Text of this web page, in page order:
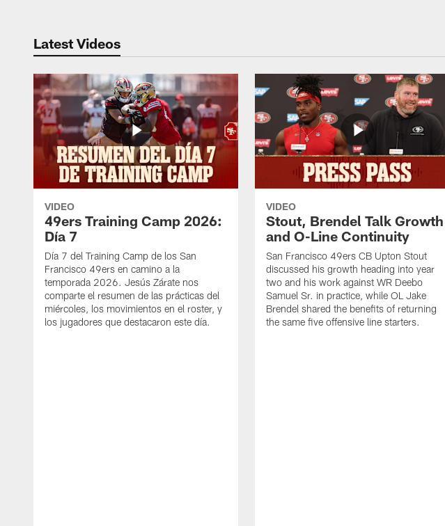
Latest Videos
VIDEO
49ers Training Camp 2026:
Día 7
Día 7 del Training Camp de los San
Francisco 49ers en camino a la
temporada 2026. Jesús Zárate nos
comparte el resumen de las prácticas del
miércoles, los movimientos en el roster, y
los jugadores que destacaron este día.
VIDEO
Stout, Brendel Talk Growth
and O-Line Continuity
San Francisco 49ers CB Upton Stout
discussed his growth heading into year
two and his work against WR Deebo
Samuel Sr. in practice, while OL Jake
Brendel shared the benefits of returning
the same five offensive line starters.